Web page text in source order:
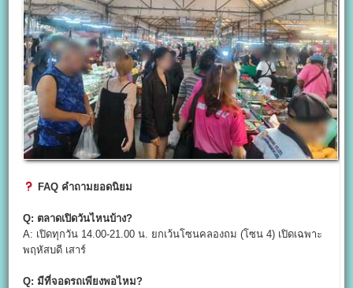
FAQ คำถามยอดนิยม
Q: ตลาดเปิดวันไหนบ้าง?
A: เปิดทุกวัน 14.00-21.00 น. ยกเว้นโซนคลองถม (โซน 4) เปิดเฉพาะ
พฤหัสบดี เสาร์
Q: มีที่จอดรถเพียงพอไหม?